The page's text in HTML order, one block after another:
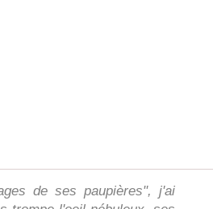
de ses paupières", j'ai